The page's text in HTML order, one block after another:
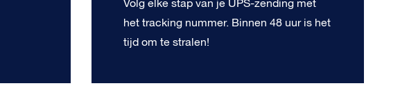
Volg elke stap van je UPS-zending met
het tracking nummer. Binnen 48 uur is het
tijd om te stralen!